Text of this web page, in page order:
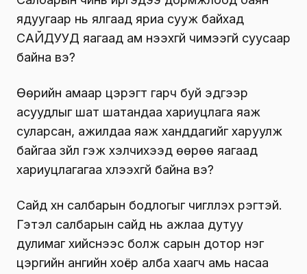
ядуугаар нь ялгаад яриа сууж байхад
САЙДУУД яагаад ам нээхгүй чимээгүй суусаар
байна вэ?
Өөрийн амаар цэрэгт гарч буй эдгээр
асуудлыг шат шатандаа хариуцлага яаж
суларсан, ажилдаа яаж ханддагийг харуулж
байгаа зүйл гэж хэлчихээд өөрөө яагаад
хариуцлагагаа хүлээхгүй байна вэ?
Сайд хүн салбарын бодлогыг чиглүүлэх үүрэгтэй.
Гэтэл салбарын сайд нь ажлаа дутуу
дулимаг хийснээс болж сарын дотор нэг
цэргийн ангийн хоёр алба хаагч амь насаа